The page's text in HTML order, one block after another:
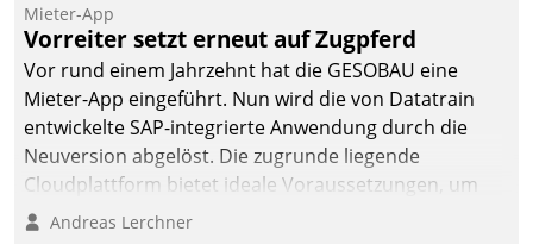
Quartier. Dazwischen
zeigte Datatrain, was es
Neues zu bieten hat.
Mieter-App
Vorreiter setzt erneut auf Zugpferd
Vor rund einem Jahrzehnt hat die GESOBAU eine
Mieter-App eingeführt. Nun wird die von Datatrain
entwickelte SAP-integrierte Anwendung durch die
Neuversion abgelöst. Die zugrunde liegende
Cloudplattform bietet ideale Voraussetzungen, um
die Funktionalität der App zu erweitern und weitere
Andreas Lerchner